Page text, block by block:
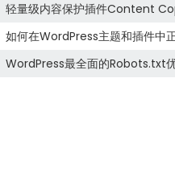
轻量级内容保护插件Content
Disable Right Click
如何在WordPress主题和插件中
WordPress最全面的Robots.txt